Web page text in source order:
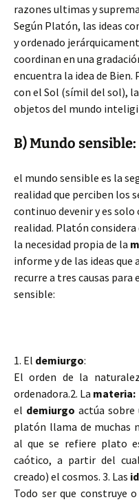
razones ultimas y
Según Platón, las ideas
y ordenado
coordinan en una
encuentra la idea de Bien.
con el Sol (símil del sol),
objetos del mundo
B) Mundo sensible:
el mundo sensible es la
realidad que perciben los
continuo devenir y es
realidad. Platón
la necesidad propia de la
informe y de las ideas
recurre a tres causas
sensible:
1. El demiurgo:
El orden de la
ordenadora.2. La materia:
el demiurgo actúa sobre
platón llama de muchas
al que se refiere plato
caótico, a partir del
creado) el cosmos. 3. Las
Todo ser que construye